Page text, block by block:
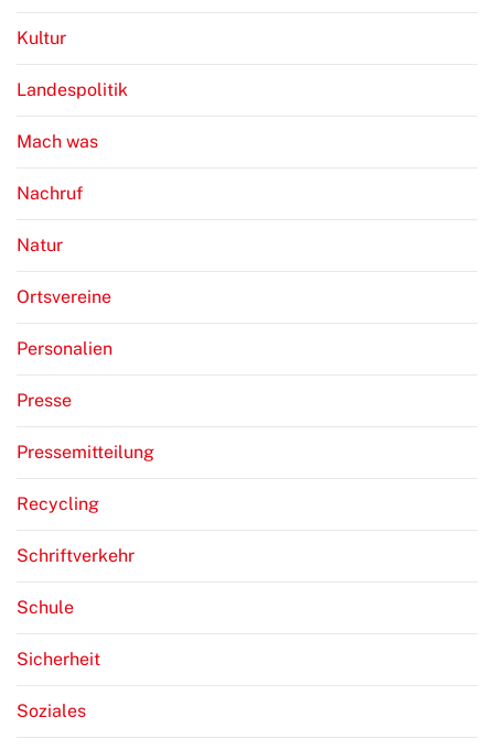
Kultur
Landespolitik
Mach was
Nachruf
Natur
Ortsvereine
Personalien
Presse
Pressemitteilung
Recycling
Schriftverkehr
Schule
Sicherheit
Soziales